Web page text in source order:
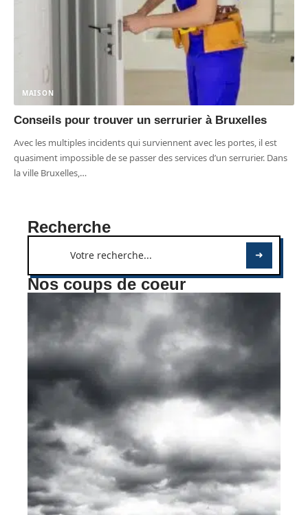
MAISON
Conseils pour trouver un serrurier à Bruxelles
Avec les multiples incidents qui surviennent avec les portes, il est
quasiment impossible de se passer des services d’un serrurier. Dans
la ville Bruxelles,…
Recherche
Nos coups de coeur